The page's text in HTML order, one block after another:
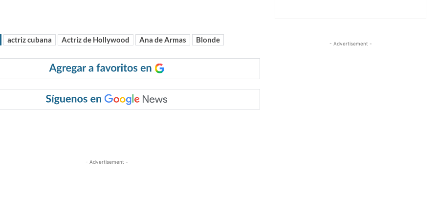
actriz cubana Actriz de Hollywood Ana de Armas Blonde
- Advertisement -
- Advertisement -